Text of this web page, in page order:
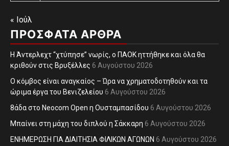
« Ιούλ
ΠΡΌΣΦΑΤΑ ΆΡΘΡΑ
Η Άντερλεχτ “χτύπησε” νωρίς, ο ΠΑΟΚ ηττήθηκε και όλα θα
κριθούν στις Βρυξέλλες 6 Αυγούστου 2026
Ο κόμβος είναι αναγκαίος – Ώρα να χρηματοδοτηθούν και τα
ώριμα έργα του Βενιζελείου 6 Αυγούστου 2026
8άδα στο Neocom Open η Ουσταμπασίδου 6 Αυγούστου 2026
Μπαίνει στη μάχη του διπλού η Σάκκαρη 6 Αυγούστου 2026
ΕΝΗΜΕΡΩΣΗ ΓΙΑ ΔΙΑΙΤΗΣΙΑ ΦΙΛΙΚΩΝ ΑΓΩΝΩΝ 6 Αυγούστου 2026